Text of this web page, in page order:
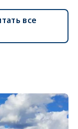
все